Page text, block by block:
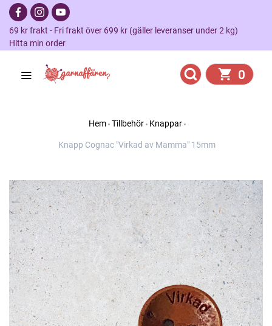
69 kr frakt - Fri frakt över 699 kr (gäller leveranser under 2 kg)
Hitta min order
0
Hem Tillbehör Knappar
Knapp Cognac "Virkad av Mamma" 15mm